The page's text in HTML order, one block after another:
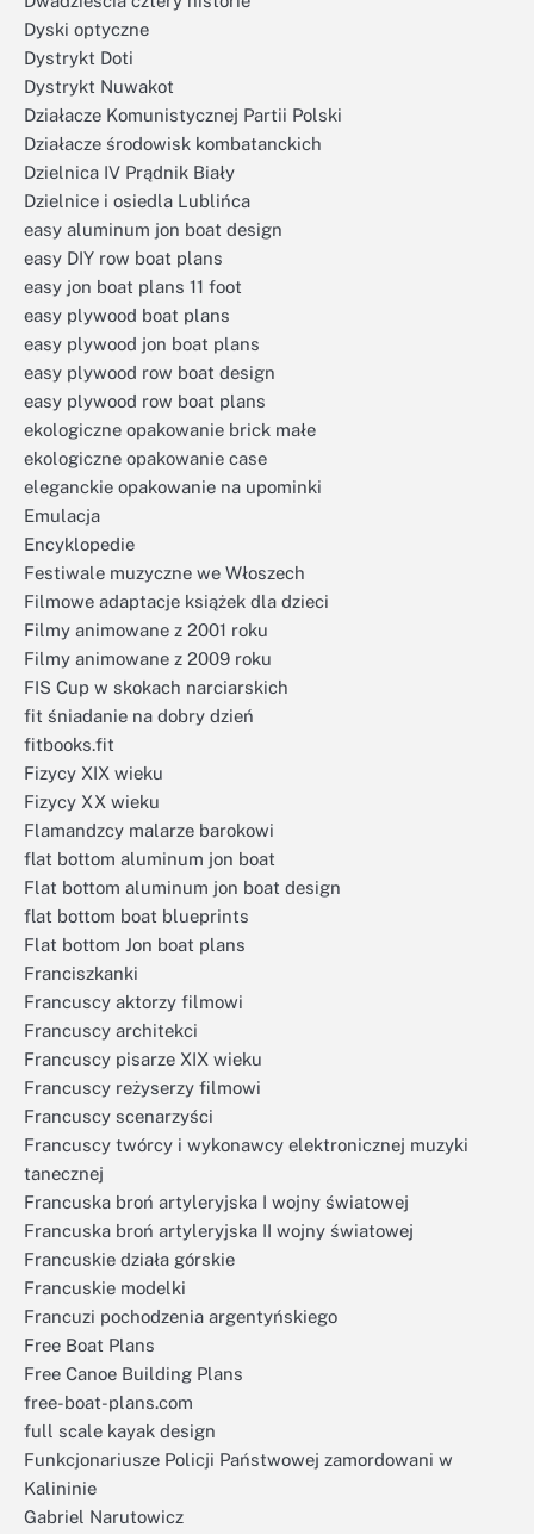
Dyski optyczne
Dystrykt Doti
Dystrykt Nuwakot
Działacze Komunistycznej Partii Polski
Działacze środowisk kombatanckich
Dzielnica IV Prądnik Biały
Dzielnice i osiedla Lublińca
easy aluminum jon boat design
easy DIY row boat plans
easy jon boat plans 11 foot
easy plywood boat plans
easy plywood jon boat plans
easy plywood row boat design
easy plywood row boat plans
ekologiczne opakowanie brick małe
ekologiczne opakowanie case
eleganckie opakowanie na upominki
Emulacja
Encyklopedie
Festiwale muzyczne we Włoszech
Filmowe adaptacje książek dla dzieci
Filmy animowane z 2001 roku
Filmy animowane z 2009 roku
FIS Cup w skokach narciarskich
fit śniadanie na dobry dzień
fitbooks.fit
Fizycy XIX wieku
Fizycy XX wieku
Flamandzcy malarze barokowi
flat bottom aluminum jon boat
Flat bottom aluminum jon boat design
flat bottom boat blueprints
Flat bottom Jon boat plans
Franciszkanki
Francuscy aktorzy filmowi
Francuscy architekci
Francuscy pisarze XIX wieku
Francuscy reżyserzy filmowi
Francuscy scenarzyści
Francuscy twórcy i wykonawcy elektronicznej muzyki
tanecznej
Francuska broń artyleryjska I wojny światowej
Francuska broń artyleryjska II wojny światowej
Francuskie działa górskie
Francuskie modelki
Francuzi pochodzenia argentyńskiego
Free Boat Plans
Free Canoe Building Plans
free-boat-plans.com
full scale kayak design
Funkcjonariusze Policji Państwowej zamordowani w
Kalininie
Gabriel Narutowicz